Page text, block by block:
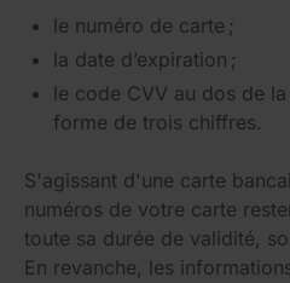
le numéro de carte ;
la date d’expiration ;
le code CVV au dos de
forme de trois chiffres.
S'agissant d'une carte
numéros de votre carte
toute sa durée de validité,
En revanche, les